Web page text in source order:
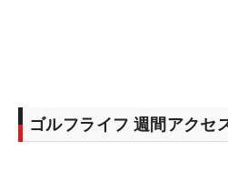
ゴルフライフ 週間アクセ